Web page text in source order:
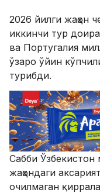
2026 йилги жаҳон
иккинчи тур
ва Португалия
ўзаро ўйин
турибди.
Сабби
жаҳондаги
очилмаган